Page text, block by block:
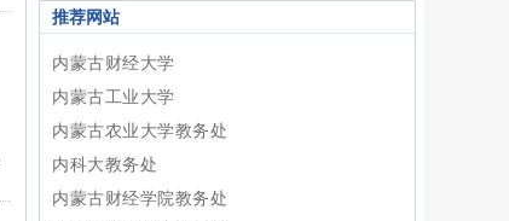
推荐网站
内蒙古财经大学
内蒙古工业大学
内蒙古农业大学教务处
内科大教务处
内蒙古财经学院教务处